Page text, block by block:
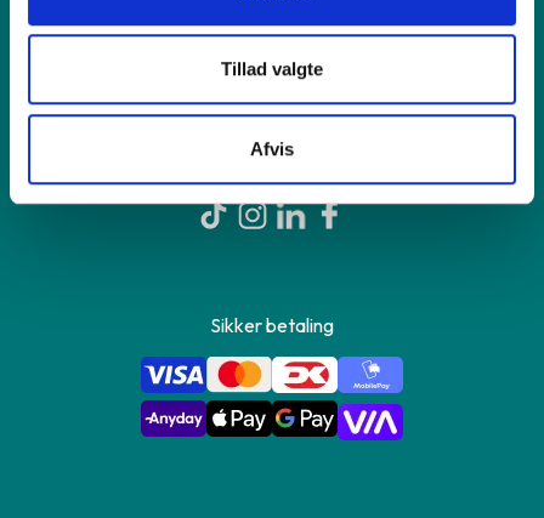
Tillad valgte
Afvis
Om GreenMind
Kontakt os
Sikker betaling